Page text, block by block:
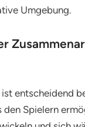
Umgebung.
entscheidend
den Spielern